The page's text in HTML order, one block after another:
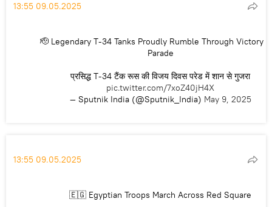
13:55 09.05.2025
🫡 Legendary T-34 Tanks Proudly Rumble Through Victory
Parade
प्रसिद्ध T-34 टैंक रूस की विजय दिवस परेड में शान से गुजरा
pic.twitter.com/7xoZ40jH4X
— Sputnik India (@Sputnik_India) May 9, 2025
13:55 09.05.2025
🇪🇬 Egyptian Troops March Across Red Square